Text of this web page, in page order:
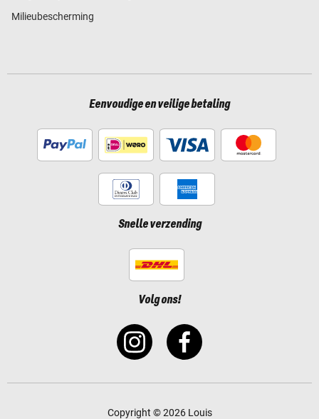
Milieubescherming
Eenvoudige en veilige betaling
Snelle verzending
Volg ons!
Copyright © 2026 Louis